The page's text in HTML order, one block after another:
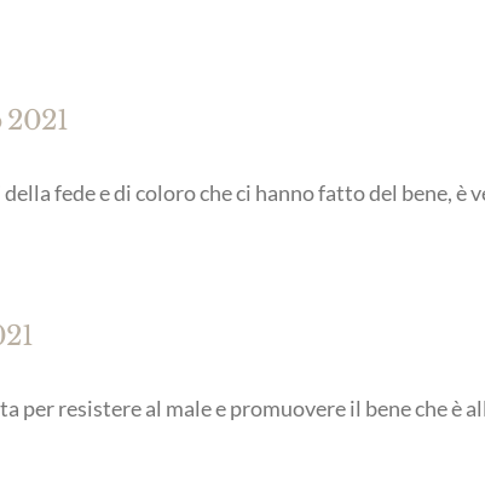
fede e di coloro che ci hanno fatto del bene, è
per resistere al male e promuovere il bene che è